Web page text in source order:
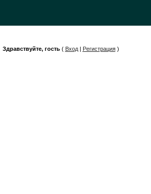
Здравствуйте, гость( Вход| Регистрация)